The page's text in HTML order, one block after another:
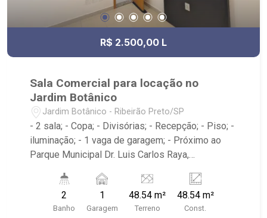
R$ 2.500,00 L
Sala Comercial para locação no
Jardim Botânico
Jardim Botânico - Ribeirão Preto/SP
- 2 sala; - Copa; - Divisórias; - Recepção; - Piso; -
iluminação; - 1 vaga de garagem; - Próximo ao
Parque Municipal Dr. Luis Carlos Raya,
Tibursiu`s - Botânico; - Ribeirão Imóveis,
referência em venda, compra e locação. - Sinta-
se em casa na Ribeirão Imóveis, afinal Somos e
2
Banho
1
Garagem
48.54 m²
Terreno
48.54 m²
Const.